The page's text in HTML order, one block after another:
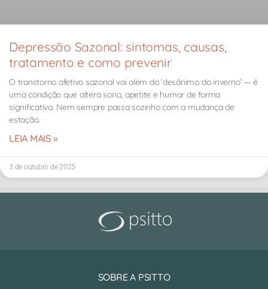
Depressão Sazonal: sintomas, causas,
tratamento e como prevenir
O transtorno afetivo sazonal vai além do ‘desânimo do inverno’ — é
uma condição que altera sono, apetite e humor de forma
significativa. Nem sempre passa sozinho com a mudança de
estação.
LEIA MAIS »
3 de outubro de 2025
SOBRE A PSITTO